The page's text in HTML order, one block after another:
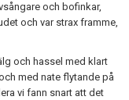
och bofinkar,
och var strax framme,
och hassel med klart
med nate flytande på
vi fann snart att det